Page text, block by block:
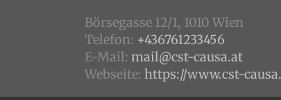
Börsegasse 12/1, 1010 Wien
Telefon: +436761233456
E-Mail: mail@cst-causa.at
Webseite: https://www.cst-